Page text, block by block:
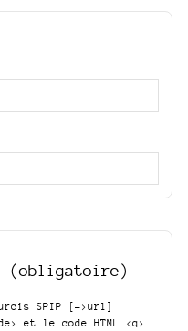
(obligatoire)
SPIP
[->url]
et le code HTML <q>